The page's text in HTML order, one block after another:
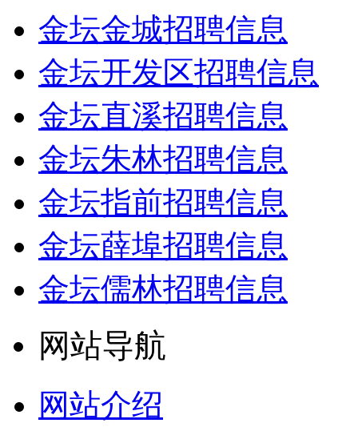
金坛金城招聘信息
金坛开发区招聘信息
金坛直溪招聘信息
金坛朱林招聘信息
金坛指前招聘信息
金坛薛埠招聘信息
金坛儒林招聘信息
网站导航
网站介绍